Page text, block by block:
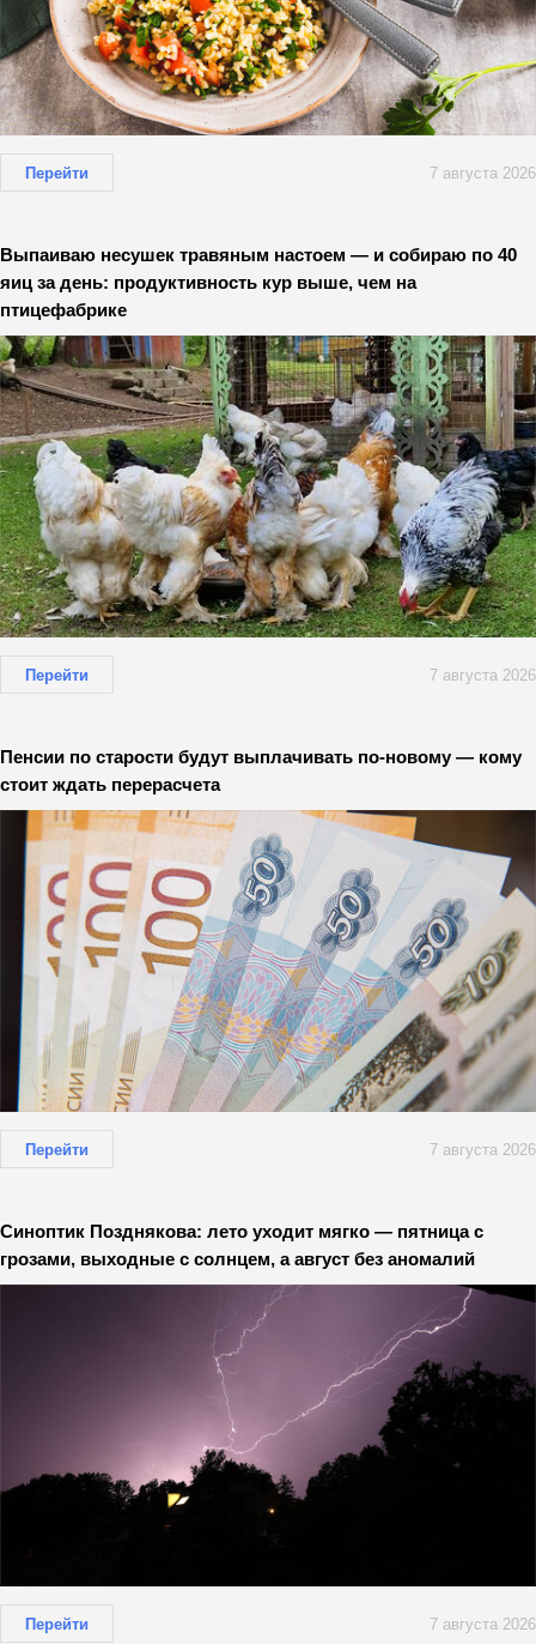
Перейти 7 августа 2026
Выпаиваю несушек травяным настоем — и собираю по 40
яиц за день: продуктивность кур выше, чем на
птицефабрике
Перейти 7 августа 2026
Пенсии по старости будут выплачивать по-новому — кому
стоит ждать перерасчета
Перейти 7 августа 2026
Синоптик Позднякова: лето уходит мягко — пятница с
грозами, выходные с солнцем, а август без аномалий
Перейти 7 августа 2026